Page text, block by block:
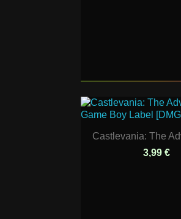
Castlevania: The
3,99 €